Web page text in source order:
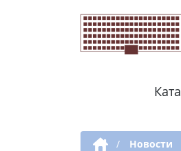
Дополнительная
/ Новости